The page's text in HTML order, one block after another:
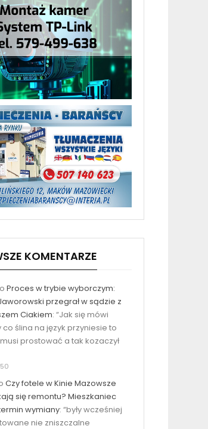
KOMENTARZE
o Proces w trybie wyborczym:
przegrał w sądzie z
Ciakiem: “Jak się mówi
co ślina na język przyniesie to
prostować a tak kozaczył
Czy fotele w Kinie Mazowsze
się remontu? Mieszkaniec
wymiany: “były wcześniej
nie zniszczalne